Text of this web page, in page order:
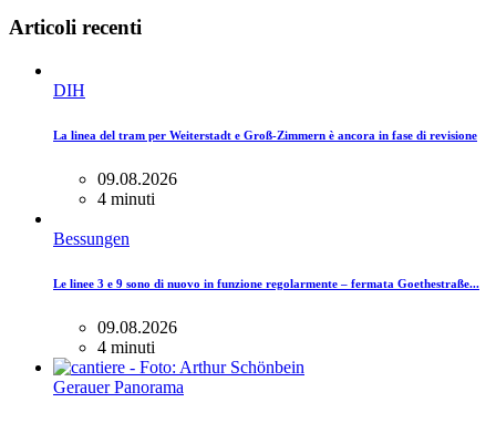
Articoli recenti
DIH
La linea del tram per Weiterstadt e Groß-Zimmern è ancora in fase di revisione
09.08.2026
4 minuti
Bessungen
Le linee 3 e 9 sono di nuovo in funzione regolarmente – fermata Goethestraße...
09.08.2026
4 minuti
Gerauer Panorama